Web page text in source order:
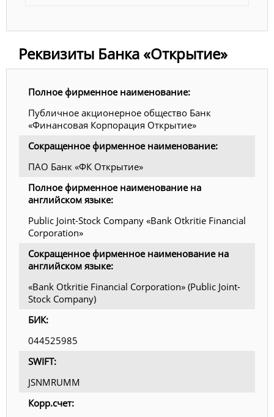
Реквизиты Банка «Открытие»
Полное фирменное наименование:
Публичное акционерное общество Банк
«Финансовая Корпорация Открытие»
Сокращенное фирменное наименование:
ПАО Банк «ФК Открытие»
Полное фирменное наименование на
английском языке:
Public Joint-Stock Company «Bank Otkritie Financial
Corporation»
Сокращенное фирменное наименование на
английском языке:
«Bank Otkritie Financial Corporation» (Public Joint-
Stock Company)
БИК:
044525985
SWIFT:
JSNMRUMM
Корр.счет: